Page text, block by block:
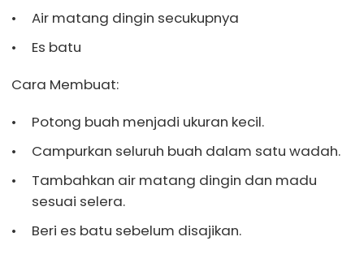
Air matang dingin secukupnya
Es batu
Cara Membuat:
Potong buah menjadi ukuran kecil.
Campurkan seluruh buah dalam satu wadah.
Tambahkan air matang dingin dan madu
sesuai selera.
Beri es batu sebelum disajikan.